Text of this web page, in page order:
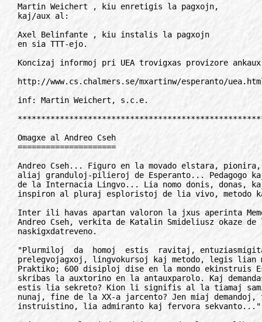
Martin Weichert
, kiu enretigis la pagxojn,
kaj/aux al:
Axel Belinfante
, kiu instalis la pagxojn
en sia TTT-ejo.

Koncizaj informoj pri UEA trovigxas provizore ankaux cxe:

http://www.cs.chalmers.se/mxartinw/esperanto/uea.html

inf: Martin Weichert, s.c.e.

***************************************************************************

Omagxe al Andreo Cseh
=====================

Andreo Cseh... Figuro en la movado elstara, pionira, komparebla nur kun la
aliaj granduloj-pilieroj de Esperanto... Pedagogo kaj fervora propagandisto
de la Internacia Lingvo... Lia nomo donis, donas, kaj certe ankoraux donos
inspiron al pluraj esploristoj de lia vivo, metodo kaj agado.

Inter ili havas apartan valoron la jxus aperinta Memorlibro omagxe al
Andreo Cseh, verkita de Katalin Smideliusz okaze de lia 100- jara
naskigxdatreveno.

"Plurmiloj  da  homoj  estis  ravitaj, entuziasmigitaj pere de liaj
prelegvojagxoj, lingvokursoj kaj metodo, legis lian monatan gazeton La
Praktiko; 600 disiploj dise en la mondo ekinstruis Esperanton liametode." -
skribas la auxtorino en la antauxparolo. Kaj demandas: "Kiu li estis? Kio
estis lia sekreto? Kion li signifis al la tiamaj samideanoj kaj kion al la
nunaj, fine de la XX-a jarcento? Jen miaj demandoj, tiuj de nuna Cseh-
instruistino, lia admiranto kaj fervora sekvanto..."

Kaj  gxuste al cxi-demandoj respondas la tuta libro, en kiu estas
prezentitaj pluraj rememoroj de diverslandaj samideanoj, gxi portas gxojon
de proksima konateco kun eminentulo. Ne nur dokumentoj kaj atestoj, sed
ankaux versoj, desegnajxoj, dedicxitaj al Andreo Cseh estas troveblaj en la
libro. Multaj fotoj, zorgeme konservitaj kaj metitaj en la libron, ricxigas
gxin.

La  libro aperis nur en 500 ekzempleroj, el kiuj 50 estas aparte
numerigitaj...

La bonkvalita, elegant-aspekta libro estas acxetebla (22 NLG) cxe IEI, UEA
kaj mendeblas ankaux cxe la auxtorino (Katalin Smideliusz, BDTF, pk 170,
H-9701 Szombathely, Hungario).

Abdurahman Junusov

***************************************************************************

Novspeca informmaterialo pri Esperanto
======================================

Edward Symoens rimarkis, ke la plimulto de la homoj, kiujn li renkontas,
nenion scias pri E-o aux konas pri gxi nur antajugxojn kaj misinformojn.

Samtempe li konstatis, ke plej ofte mankas tauxgaj, variaj, pluraspektaj
informiloj. La ekzistanta informmaterialo en naciaj lingvoj ofte limigxas
al kelkaj linioj pri la strukturo de la lingvo. Ekzistas ja nacilingvaj
libroj pri E-o, sed ili estas tro multekostaj por donaci kaj neuzeblaj por
rapida rebato, se oni auxdas aux legas antajugxo(j)n.

Ekzistas  ankaux brosxuroj, kiuj traktas unu faceton de la lingvaj
problemoj. Sed denove la tekstoj ofte tro longas kaj neniam oni sisteme
rebatis antajugxojn, kiuj regule ripetigxas. Tial Symoens lancxis la ideon
pri eldono de serio da unu-du pagxaj informfolioj, kiuj traktas diversajn
aspektojn de la E-realajxo kiel: E-o kaj sciencoj, literaturo, komerco,
edukado, esperantologio, interlingvistiko ktp. kaj rebatas la plej ofte
auxdatajn erarojn per konkretaj kontroleblaj faktoj kaj donitajxoj.

Tiaj informfolioj baldaux ekaperos cxe Flandra E-Ligo (FEL) en E-o kaj en
la nederlanda. Sed la fina celo estas disponigi tiajn foliojn en cxiuj
lingvoj de la Eropa Unio. FEL presos ilin sur A/4-formata papero en alloga
prezento kun dukolora kapo. Cxiuj, kiuj okupigxas pri informa laboro, havu
stoketon de la tuta temaro cxemane por donaci aux sendi lauxbezone al
jxurnalistoj, instancoj aux individuoj, kiuj petas difinitajn informojn aux
esprimas neverajxojn.

La temoj, kiuj jam pretigxis en E-o, estas:

- Skizo de lingvopolitiko por la Euxropa Unio;
- E-o, la relativeco de unu jarcento da ekzisto;
- E-o, realigo de multjarcenta ideo;
- E-o, plenvalora kaj multaspekta lingvo;
- E-o enradikigxas en supranacia komunumo;
- E-o, esprimilo de kulturo;
- La propedeuxtika valoro de E-o;
- Pri natureco kaj artefariteco de lingvoj;
- E-o kiel familia lingvo;
- E-o en perkomputila tradukado;
- Cxu E-o, cxu Interlingua?
- Cxu E-o estas dangxero por la aliaj lingvoj?

Por realigi la planon, FEL bezonas skipon da tradukemuloj, kiuj volas
traduki la 12 ekzistantajn kaj novajn tekstojn en sian nacian lingvon aux
por mem eldoni tekston pri interesa temo. Tiu, kiu povas kaj pretas
kunlabori, skribu al FEL.

FEL ankaux atendas reagojn de federacioj aux landaj asocioj, kiuj volas
fari kvantan mendon de tiuj informiloj. Dissendo de unuopaj ekzempleroj al
individuoj estus tro multekosta kaj temporaba.

Oni povas ek de nun mendi foliojn en E-o kaj en la nederlanda. La folioj
kostas po 3 BEF, kun minimumo de 100 BEF.

La adreso de FEL:

Frankrijklei 140,B-2000 Antwerpen, Belgio.
Tel.: +31-3234-3400
Fakso: +31-233-5433
Rete: fel@forigu.eunet.be

***************************************************************************

Uzo kaj misuzo de la Delegita Reto
=================================

Lastatempe delegitoj de UEA ricevis multajn leterojn, kiuj petas monhelpon,
ekz. por pagi la kostojn de komplika operacio. Aliflanke, kelkaj delegitoj
plendis pri ricevo de komercaj ofertoj, ecx anglalingvaj.

Ni konsilas ne sendi monon al petantoj, sed unue informigxi cxe la CO de
UEA, kiu povas enketi pri la efektiva bezono kaj pri la plej tauxga maniero
kontentigi gxin.

Rilate komercajn ofertojn, ni memorigu, ke delegitoj neniel havas devon
respondi al tiaj sendajxoj, precipe ne al ne-esperantlingvaj.

Centra Oficejo de UEA

***************************************************************************

La 3 bazaj principoj
====================

1. Cxiu esperantisto abonu al iu internacia E-gazeto!

2. Jam dum la kurso la instruisto devas abonigi la lernantojn al iu E-
   gazeto!

3. Ni faras kaj subtenas NUR tiun instruadon de Esperanto, kie oni profunde
   instruas ne nur la lingvon, sed ankaux la "movadon".
  
***************************************************************************

- R E A G O J -
///////////////

Ne ploru - agu!
===============

Kun intereso mi legis vian artikolon pri la sxrumpado de la esperantistaro
(Eventoj, 1/junio). Sed ekzistas ankaux kuragxiga tendenco: inter 1975-84
la UK-jn vizitis entute 20.827 personoj, IJK-jn 3498. Inter 1985-94 la UK-
jn cxeestis 26029 esperantistoj (kresko: + 25 %!), IJK-jn 3714 gejunuloj
(kresko: + 6 %)!

Walter Klag, Auxstrio

/ / / / /

Kara Walter Klag,

la statistikajxoj estas interesaj kaj tiklaj aferoj. Ni vidu, kiajn
rezultojn ni havus sen la specifaj jubileaj kongresoj en 1987.

Inter 1975-84 averagxa nombro en UK: 2982, en IJK: 349 personoj.

Inter 1985-94 (sen 1987) averagxa nombro: (26029 - 5946) : 9 = 2231
personoj (malkresko 25 %), en IJK: (3714 - 1034) : 9 = 297 gejunuloj
(malkresko 14 %)...

Por havi realan bildon pri la tendencoj, en la statistikado oni forprenas
la plej ekstremajn valorojn kaj de supre kaj de sube. Bedauxrinde mi dauxre
ne vidas la kreskon en tiu periodo, sed reage al apero de tiu nia artikolo,
la revuo "Esperanto" publikigis, ke fine de julio UEA havas je 443 membroj
pli, ol havis en junio de 1994... Ni esperu!

Laszlo Szilvasi, red.

***************************************************************************

- H I S T O R I O -
///////////////////

Solidareco helpis
=================

Laux mia opinio ne tro multe da esperantistoj interesigxas pri monumentoj
de niaj esp. pioniroj kaj pri ilia historio. Tamen tio, kion mi volas
rakonti al vi, eble interesos vin.

En la jaro 1914 estis konstruita 5-metra monumento al L. L. Zamenhof en
bela kaj simpatia kuracloko Franzensbad (Frantisxkovi Lazne). Estis okaze
de tio granda solenajxo, al nunaj esperantistoj restis nur foto kun kelkaj
linioj pri aspekto de monumento. Pri gxia starigo havis plej grandan
meriton bavara fervojisto Jakob Hehtl, kiu logxis en Franzensbad. Antaux
komenco de la dua mondmilito la naziistoj likvidis gxin, cxar cxio, kio
estis juda, devis malaperi.

De tiu tempo neniam venis ebleco rekonstrui la monumenton, cxar en
Cxehoslovakio dum longa tempo E-o estis subpremita. Nur cx. 1989 j. venis
ideo de Cxeha E-Asocio renovigi la monumenton. Venis petoj al cxiuj membroj
por kolekti monon. Kvankam estis kolektita suficxe granda sumo - laux
tiamaj cirkonstancoj, tamen estis tro grandaj elspezoj por arkitekto ktp.,
kaj la monumento longan tempon ekzistis nur sur papero.

La  prezidanto de AEH (Asocio de E-istoj Handikapuloj) antauxvideme
konstatis, ke per tia metodo la monumento ne renovigxus kaj komitato de AEH
kaj membraro la ideon aprobis, uzis la jaran subvencion de urba ofico, kiun
la asocio ricevis por bona propagando de ilia urbo Slany pere de bele
ilustrita brosxuro. Ne estis la granda problemo prepari kaj organizi
almenaux memortabulon. Dum la unua internacia renkontigxo en la 1991 en
Frantisxkovy Lazne estis la memortabulo dekovrita kaj solene inauxgurita.

Bedauxrinde la membroj de AEH ne tro longe gxojis, ke auxtoro de internacia
lingvo havas en Fr. Lazne denove sian monumenteton post tiom da jaroj.

Subite venis la informo, ke la memortabulo estas rompita, la 10.06.1994.
Komencigxis longa oficado, kvankam la loka polico trovis la junan vandalon,
kiu ebria rompis la tabulon. Pli ol unu jaro pasis, sed ecx tribunalo ne
povas akiri monon de tiu knabo, ecx ne etan punmonon, kiun li promesis
doni. En 1991 kostis la memortabulo cx. 6 mil kronojn, hodiaux cxe sencxesa
prezaltigxo gxi kostis pli ol 13 mil kr., tamen la nova memortabulo estis
jam reinauxgurita. (Vd. Eventoj, 1/auxgusto-95)

Nun leganto de cxi-artikolo demandas: Kaj kie nun AEH prenis la monon? Ni
povas sincere respondi:

Pri la vandala ago disfluis la informo per niaj gazetoj ecx eksterlanden,
kaj AEH ricevis multajn leterojn, kie estis esprimitaj bedauxroj. Kaj ofte
ni trovis en leterkovertoj enmetitajn bankbiletojn, ankaux venis subvencio
de Cxeha E-Asocio, sed cxefe de Raymond Bore el Francio kaj de Londona E-
klubo, ke la asocio ecx ne suficxis danki al cxiuj. Laux mia opinio nur dum
similaj situacioj estas videbla, ke esperantistoj estas unu granda familio,
kiu kapablas, se necesas, helpi unu la alian.

Jarmila Ryznarova

************